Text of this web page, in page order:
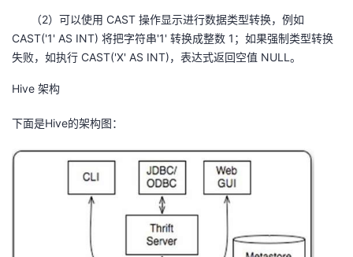
（2）可以使用 CAST 操作显示进行数据类型转换，例如
CAST('1' AS INT) 将把字符串'1' 转换成整数 1；如果强制类型转换
失败，如执行 CAST('X' AS INT)，表达式返回空值 NULL。
Hive 架构
下面是Hive的架构图：